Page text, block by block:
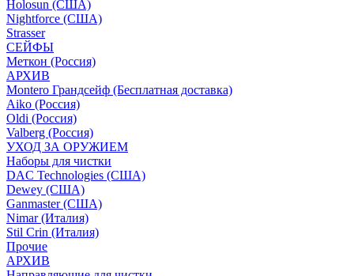
Holosun (США)
Nightforce (США)
Strasser
СЕЙФЫ
Меткон (Россия)
АРХИВ
Montero Грандсейф (Бесплатная доставка)
Aiko (Россия)
Oldi (Россия)
Valberg (Россия)
УХОД ЗА ОРУЖИЕМ
Наборы для чистки
DAC Technologies (США)
Dewey (США)
Ganmaster (США)
Nimar (Италия)
Stil Crin (Италия)
Прочие
АРХИВ